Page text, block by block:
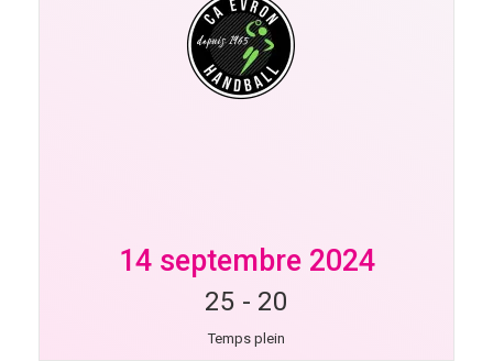
14 septembre 2024
25 - 20
Temps plein